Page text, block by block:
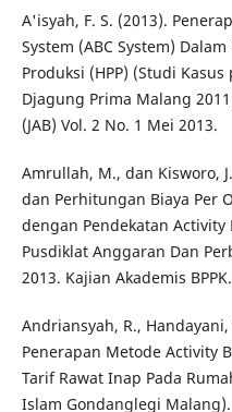
A'isyah, F. S. (2013).
System (ABC System)
Produksi (HPP) (Studi
Djagung Prima Malang
(JAB) Vol. 2 No. 1 Mei 2013.
Amrullah, M., dan Kisworo,
dan Perhitungan Biaya Per
dengan Pendekatan Activity
Pusdiklat Anggaran Dan
2013. Kajian Akademis BPPK.
Andriansyah, R.,
Penerapan Metode Activity
Tarif Rawat Inap Pada
Islam Gondanglegi Malang).